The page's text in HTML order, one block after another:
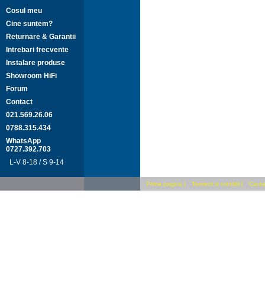
Cosul meu
Cine suntem?
Returnare & Garantii
Intrebari frecvente
Instalare produse
Showroom HiFi
Forum
Contact
021.569.26.06
0788.315.434
WhatsApp
0727.392.703
L-V 8-18 / S 9-14
Prima pagina | Termeni si conditii |